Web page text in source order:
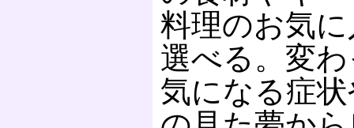
料理のお気
選べる。変
気になる症